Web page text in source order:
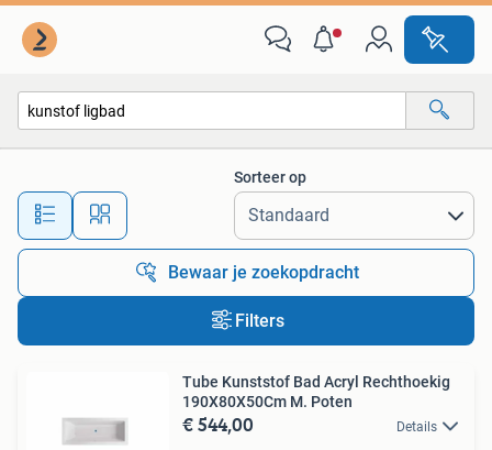
Alle afstanden…
Sorteer op
Bewaar je zoekopdracht
Filters
Tube Kunststof Bad Acryl Rechthoekig
190X80X50Cm M. Poten
€ 544,00 Details